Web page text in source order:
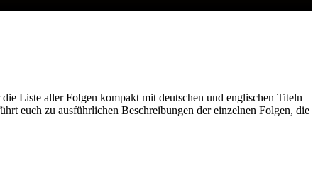
Liste aller Folgen kompakt mit deutschen und englischen Titeln
euch zu ausführlichen Beschreibungen der einzelnen Folgen, die